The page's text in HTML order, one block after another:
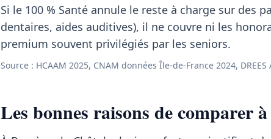
Si le 100 % Santé annule le reste à charge sur des
dentaires, aides auditives), il ne couvre ni les
premium souvent privilégiés par les seniors.
Source : HCAAM 2025, CNAM données Île-de-France 2024,
Les bonnes raisons de comparer